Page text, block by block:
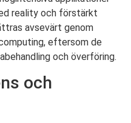
reality och förstärkt
avsevärt genom
eftersom de
och överföring.
och